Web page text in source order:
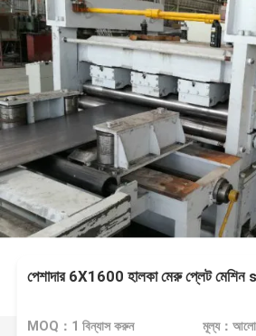
পেশাদার 6X1600 হালকা মেরু প্লেট মেশিন
MOQ：1 বিন্যাস করুন মূল্য：